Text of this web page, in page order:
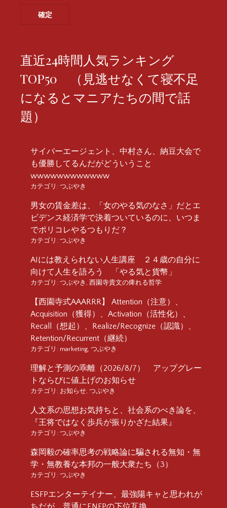
直近24時間人気ランキング
TOP50 （見逃せなくて寝不足
になるとマニアたちの間で話
題）
サイバーエージェント、中村さん、納豆大会で
も優勝してるんだがどういうこと
wwwwwwwwwwww
カテゴリ: つぶやき
男女の賃金差は、「女のやる気のなさ」だとエ
ビデンス経済学で決着ついているのに、いつま
でポリコレやるつもりだ？
カテゴリ: つぶやき
AIには教えられない人生講座 ２４歳の自分に
向けて人生を語ろう 「やる気と貨幣」
カテゴリ: つぶやき , 西園寺貴文の痺れる哲学
【西園寺式AAARRR】 Attention（注意）、
Acquisition（獲得）、Activation（活性化）、
Recall（想起）、Realize/Recognize（認識）、
Retention/Recurrent（継続）
カテゴリ: marketing, つぶやき
理解と予測の乖離（2026/8/7） アップグレー
トならびに値上げのお知らせ
カテゴリ: お知らせ, つぶやき
人文系の思想お気持ちと、社会系のべき論を、
『王将ではなく歩兵が振りかざた結果』
カテゴリ: つぶやき
森岡毅の確率思考の戦略論に騙される無知・無
学・無教養な本邦の一般大衆たち（3）
カテゴリ: つぶやき
ESFPエンターテイナー、最強陽キャと思われが